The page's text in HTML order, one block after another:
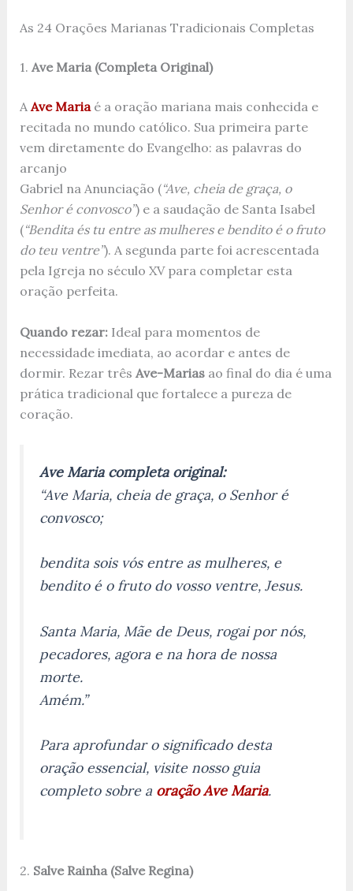
As 24 Orações Marianas Tradicionais Completas
1. Ave Maria (Completa Original)
AAve Mariaé a oração mariana mais conhecida e
recitada no mundo católico. Sua primeira parte
vem diretamente do Evangelho: as palavras do
arcanjo
Gabriel na Anunciação (“Ave, cheia de graça, o
Senhor é convosco”) e a saudação de Santa Isabel
(“Bendita és tu entre as mulheres e bendito é o fruto
do teu ventre”). A segunda parte foi acrescentada
pela Igreja no século XV para completar esta
oração perfeita.
Quando rezar:Ideal para momentos de
necessidade imediata, ao acordar e antes de
dormir. Rezar três Ave-Mariasao final do dia é uma
prática tradicional que fortalece a pureza de
coração.
Ave Maria completa original:
“Ave Maria, cheia de graça, o Senhor é
convosco;
bendita sois vós entre as mulheres, e
bendito é o fruto do vosso ventre, Jesus.
Santa Maria, Mãe de Deus, rogai por nós,
pecadores, agora e na hora de nossa
morte.
Amém.”
Para aprofundar o significado desta
oração essencial, visite nosso guia
completo sobre a oração Ave Maria.
2. Salve Rainha (Salve Regina)